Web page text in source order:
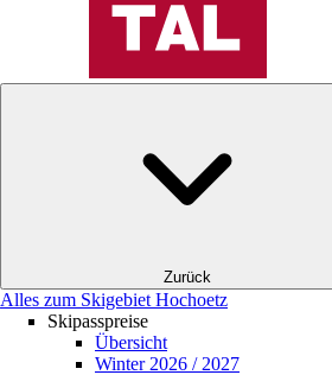
Zurück
Alles zum Skigebiet Hochoetz
Skipasspreise
Übersicht
Winter 2026 / 2027